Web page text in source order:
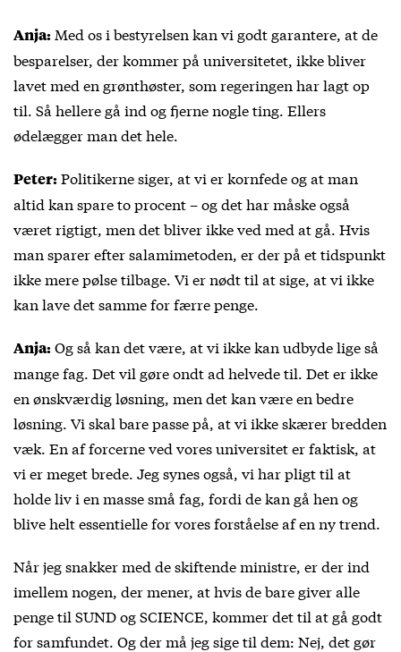
Anja: Med os i bestyrelsen kan vi godt garantere, at de
besparelser, der kommer på universitetet, ikke bliver
lavet med en grønthøster, som regeringen har lagt op
til. Så hellere gå ind og fjerne nogle ting. Ellers
ødelægger man det hele.
Peter:Politikerne siger, at vi er kornfede og at man
altid kan spare to procent – og det har måske også
været rigtigt, men det bliver ikke ved med at gå. Hvis
man sparer efter salamimetoden, er der på et tidspunkt
ikke mere pølse tilbage. Vi er nødt til at sige, at vi ikke
kan lave det samme for færre penge.
Anja:Og så kan det være, at vi ikke kan udbyde lige så
mange fag. Det vil gøre ondt ad helvede til. Det er ikke
en ønskværdig løsning, men det kan være en bedre
løsning. Vi skal bare passe på, at vi ikke skærer bredden
væk. En af forcerne ved vores universitet er faktisk, at
vi er meget brede. Jeg synes også, vi har pligt til at
holde liv i en masse små fag, fordi de kan gå hen og
blive helt essentielle for vores forståelse af en ny trend.
Når jeg snakker med de skiftende ministre, er der ind
imellem nogen, der mener, at hvis de bare giver alle
penge til SUND og SCIENCE, kommer det til at gå godt
for samfundet. Og der må jeg sige til dem: Nej, det gør